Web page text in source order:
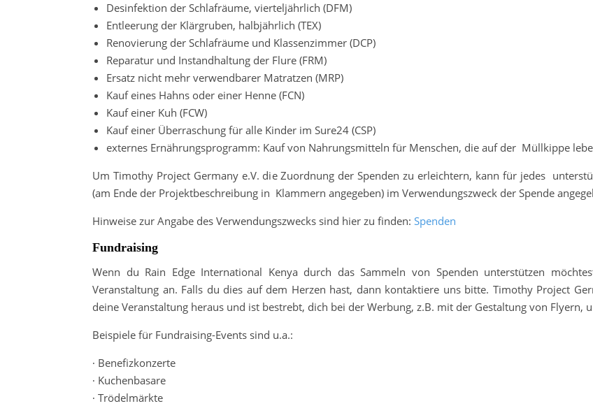
Desinfektion der Schlafräume, vierteljährlich (DFM)
Entleerung der Klärgruben, halbjährlich (TEX)
Renovierung der Schlafräume und Klassenzimmer (DCP)
Reparatur und Instandhaltung der Flure (FRM)
Ersatz nicht mehr verwendbarer Matratzen (MRP)
Kauf eines Hahns oder einer Henne (FCN)
Kauf einer Kuh (FCW)
Kauf einer Überraschung für alle Kinder im Sure24 (CSP)
externes Ernährungsprogramm: Kauf von Nahrungsmitteln für Menschen, die auf der Müllkippe
Um Timothy Project Germany e.V. die Zuordnung der Spenden zu erleichtern, kann für jedes
(am Ende der Projektbeschreibung in Klammern angegeben) im Verwendungszweck der Spende
Hinweise zur Angabe des Verwendungszwecks sind hier zu finden: Spenden
Fundraising
Wenn du Rain Edge International Kenya durch das Sammeln von Spenden unterstützen
Veranstaltung an. Falls du dies auf dem Herzen hast, dann kontaktiere uns bitte. Timothy Project
deine Veranstaltung heraus und ist bestrebt, dich bei der Werbung, z.B. mit der Gestaltung von Flyern,
Beispiele für Fundraising-Events sind u.a.:
∙ Benefizkonzerte
∙ Kuchenbasare
∙ Trödelmärkte